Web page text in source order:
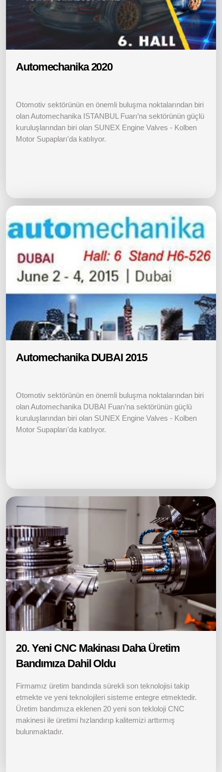
Automechanika 2020
Otomotiv sektörünün en önemli buluşma noktalarından biri
olan Automechanika ISTANBUL Fuarı’na sektörünün güçlü
kuruluşlarından biri olan SUNEX Engine Valves - Kolben
Motor Supapları'da katılıyor.
Automechanika DUBAI 2015
Otomotiv sektörünün en önemli buluşma noktalarından biri
olan Automechanika DUBAI Fuarı’na sektörünün güçlü
kuruluşlarından biri olan SUNEX Engine Valves - Kolben
Motor Supapları'da katılıyor.
20. Yeni CNC Makinası Daha Üretim
Bandımıza Dahil Oldu
Firmamız üretim bandında sürekli son teknolojisi takip
etmekte ve yeni teknolojileri sisteme entegre etmektedir.
Üretim bandımıza eklenen 20 yeni son tekloloji CNC
makinesi ile üretimi hızlandırıp kalitemizi arttırmış
bulunmaktadır.